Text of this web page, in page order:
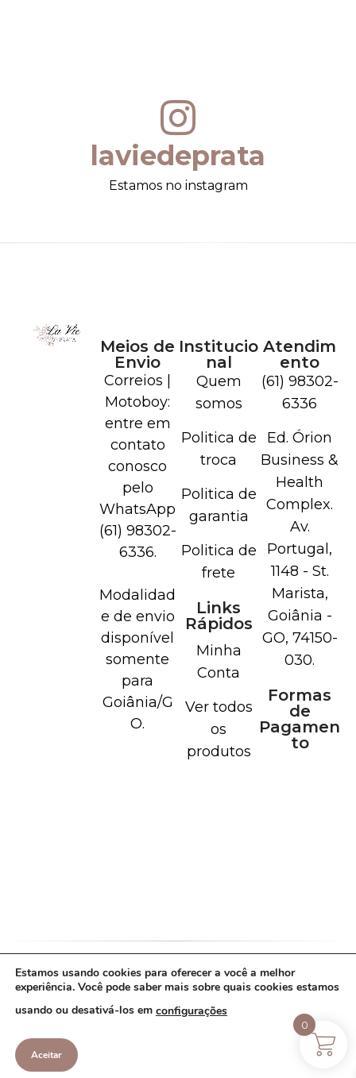
laviedeprata
Estamos no instagram
Meios de
Envio
Correios |
Motoboy:
entre em
contato
conosco
pelo
WhatsApp
(61) 98302-
6336.
Modalidad
e de envio
disponível
somente
para
Goiânia/G
O.
Institucio
nal
Quem
somos
Politica de
troca
Politica de
garantia
Politica de
frete
Links
Rápidos
Minha
Conta
Ver todos
os
produtos
Atendim
ento
(61) 98302-
6336
Ed. Órion
Business &
Health
Complex.
Av.
Portugal,
1148 - St.
Marista,
Goiânia -
GO, 74150-
030.
Formas
de
Pagamen
to
Política de CookiesPolítica de Privacidade
Termos de Uso
Copyright Lavie de prata - 43.887.208/0001-
87 - 2022. Todos os direitos reservados.
Estamos usando cookies para oferecer a você a melhor
experiência. Você pode saber mais sobre quais cookies estamos
usando ou desativá-los em configurações
Aceitar
0